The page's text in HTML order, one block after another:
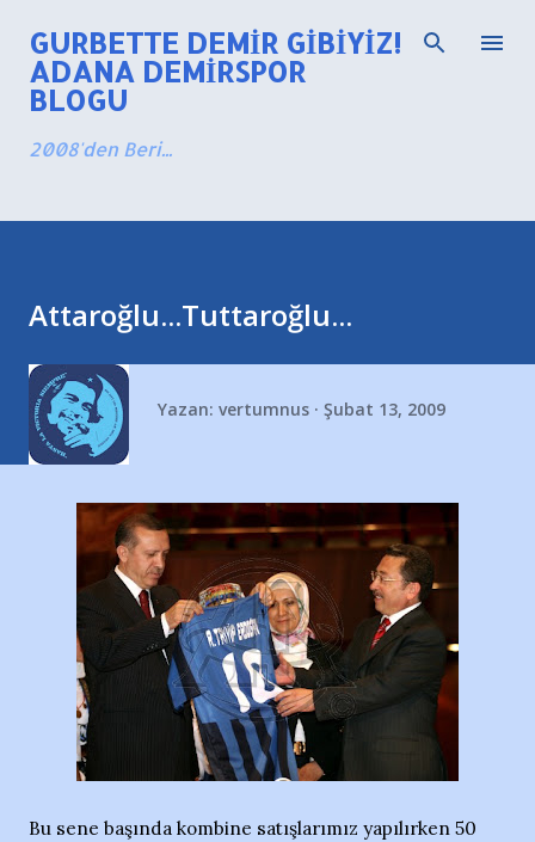
Ana içeriğe atla
GURBETTE DEMIR GIBIYIZ!
ADANA DEMIRSPOR
BLOGU
2008'den Beri...
Attaroğlu...Tuttaroğlu...
Yazan: vertumnus Şubat 13, 2009
Bu sene başında kombine satışlarımız yapılırken 50